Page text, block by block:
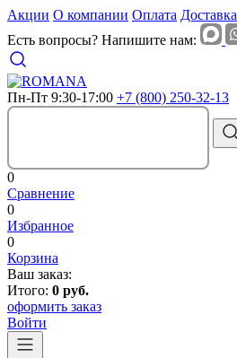
Акции О компании Оплата Доставка
Есть вопросы? Напишите нам:
Пн-Пт 9:30-17:00 +7 (800) 250-32-13
0
Сравнение
0
Избранное
0
Корзина
Ваш заказ:
Итого: 0 руб.
оформить заказ
Войти